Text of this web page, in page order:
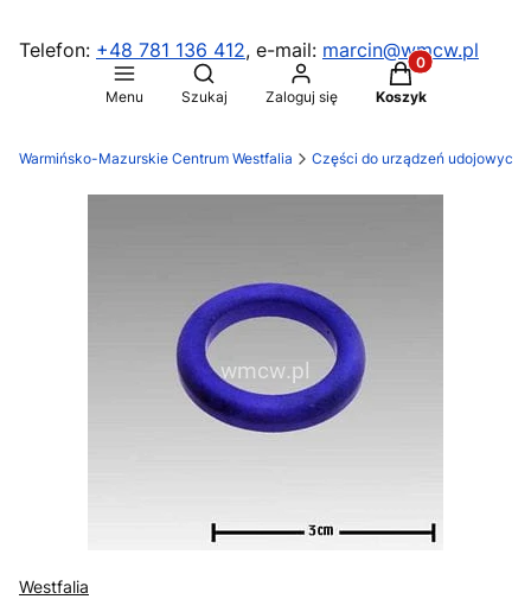
Telefon: +48 781 136 412, e-mail: marcin@wmcw.pl
Menu
Otwórz wyszukiwarkę
Szukaj Zaloguj się
Produkty w
Koszyk
Warmińsko-Mazurskie Centrum Westfalia Części do urządzeń udojowych
Westfalia